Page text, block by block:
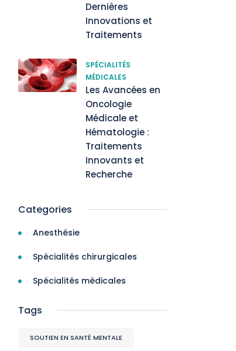
Dernières
Innovations et
Traitements
SPÉCIALITÉS
MÉDICALES
Les Avancées en
Oncologie
Médicale et
Hématologie :
Traitements
Innovants et
Recherche
Categories
Anesthésie
Spécialités chirurgicales
Spécialités médicales
Tags
SOUTIEN EN SANTÉ MENTALE